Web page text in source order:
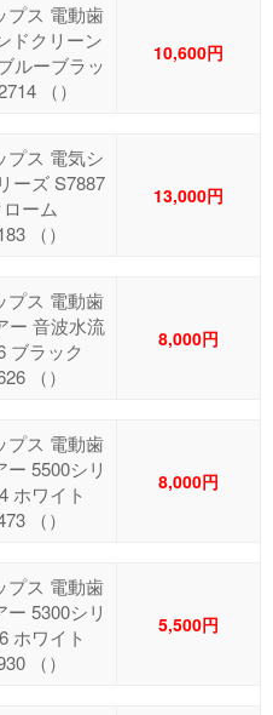
プス 電動歯
ドクリーン
ルーブラッ
（）
10,600円
プス 電気シ
ーズ S7887
ーム
（）
13,000円
プス 電動歯
ー 音波水流
ブラック
（）
8,000円
プス 電動歯
5500シリ
ホワイト
（）
8,000円
プス 電動歯
5300シリ
ホワイト
（）
5,500円